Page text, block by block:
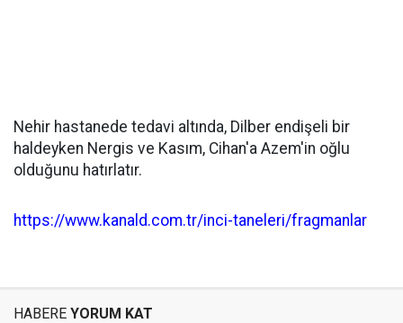
Nehir hastanede tedavi altında, Dilber endişeli bir
haldeyken Nergis ve Kasım, Cihan'a Azem'in oğlu
olduğunu hatırlatır.
https://www.kanald.com.tr/inci-taneleri/fragmanlar
HABERE YORUM KAT